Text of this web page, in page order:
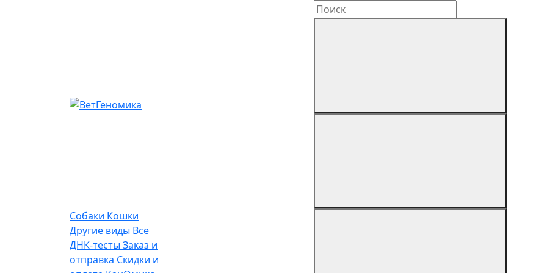
Собаки Кошки
Другие виды Все
ДНК-тесты Заказ и
отправка Скидки и